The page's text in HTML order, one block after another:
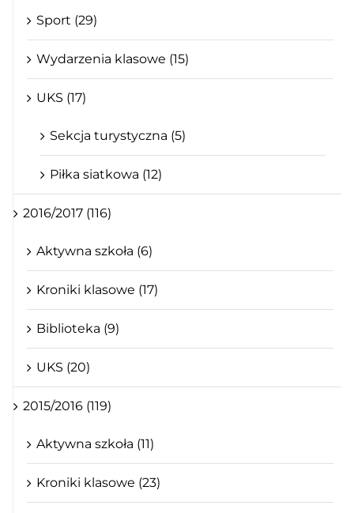
Sport (29)
Wydarzenia klasowe (15)
UKS (17)
Sekcja turystyczna (5)
Piłka siatkowa (12)
2016/2017 (116)
Aktywna szkoła (6)
Kroniki klasowe (17)
Biblioteka (9)
UKS (20)
2015/2016 (119)
Aktywna szkoła (11)
Kroniki klasowe (23)